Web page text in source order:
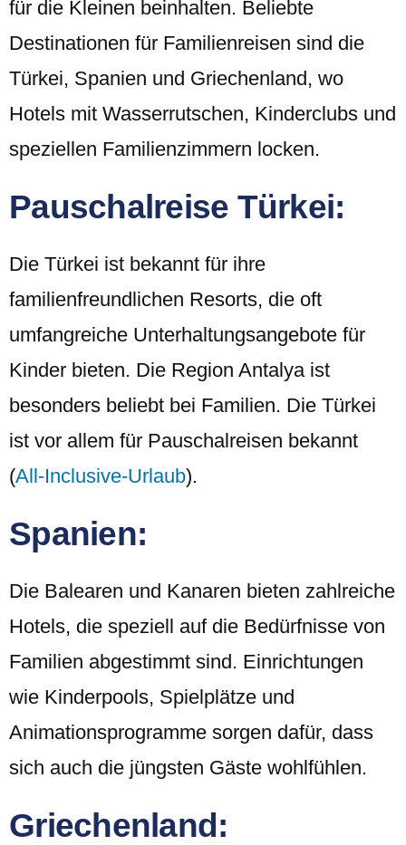
für die Kleinen beinhalten. Beliebte
Destinationen für Familienreisen sind die
Türkei, Spanien und Griechenland, wo
Hotels mit Wasserrutschen, Kinderclubs und
speziellen Familienzimmern locken.
Pauschalreise Türkei:
Die Türkei ist bekannt für ihre
familienfreundlichen Resorts, die oft
umfangreiche Unterhaltungsangebote für
Kinder bieten. Die Region Antalya ist
besonders beliebt bei Familien. Die Türkei
ist vor allem für Pauschalreisen bekannt
(All-Inclusive-Urlaub).
Spanien:
Die Balearen und Kanaren bieten zahlreiche
Hotels, die speziell auf die Bedürfnisse von
Familien abgestimmt sind. Einrichtungen
wie Kinderpools, Spielplätze und
Animationsprogramme sorgen dafür, dass
sich auch die jüngsten Gäste wohlfühlen.
Griechenland: